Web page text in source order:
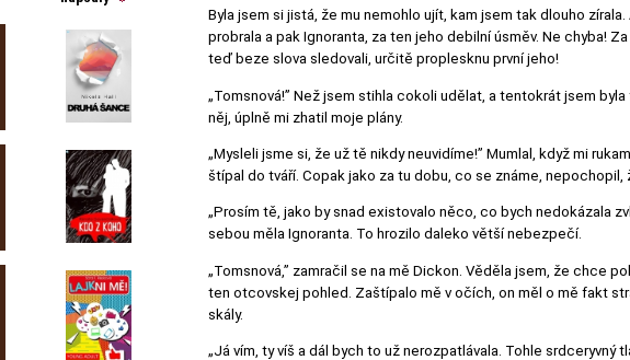
Byla jsem si jistá, že mu nemohlo ujít, kam jsem tak dlouho
probrala a pak Ignoranta, za ten jeho debilní úsměv. Ne chyba!
teď beze slova sledovali, určitě proplesknu první jeho!
„Tomsnová!” Než jsem stihla cokoli udělat, a tentokrát jsem
něj, úplně mi zhatil moje plány.
„Mysleli jsme si, že už tě nikdy neuvidíme!” Mumlal, když mi
štípal do tváří. Copak jako za tu dobu, co se známe, nepochopil,
„Prosím tě, jako by snad existovalo něco, co bych nedokázala
sebou měla Ignoranta. To hrozilo daleko větší nebezpečí.
„Tomsnová,” zamračil se na mě Dickon. Věděla jsem, že chce
ten otcovskej pohled. Zaštípalo mě v očích, on měl o mě fakt
skály.
„Já vím, ty víš a dál bych to už nerozpatlávala. Tohle